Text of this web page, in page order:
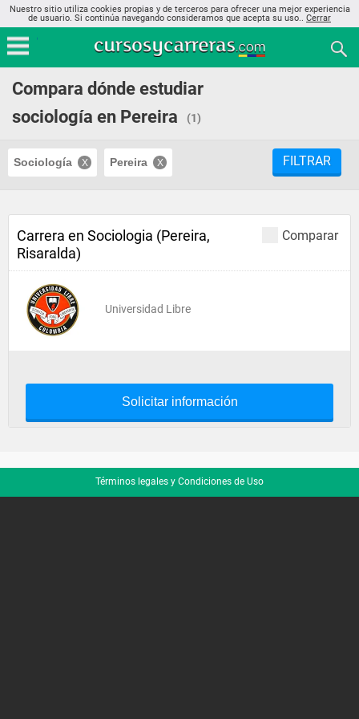
Nuestro sitio utiliza cookies propias y de terceros para ofrecer una mejor experiencia
de usuario. Si continúa navegando consideramos que acepta su uso.. Cerrar
Compara dónde estudiar
sociología en Pereira
(1)
Sociología Pereira FILTRAR
Comparar
Carrera en Sociologia (Pereira,
Risaralda)
Universidad Libre
Solicitar información
Términos legales y Condiciones de Uso